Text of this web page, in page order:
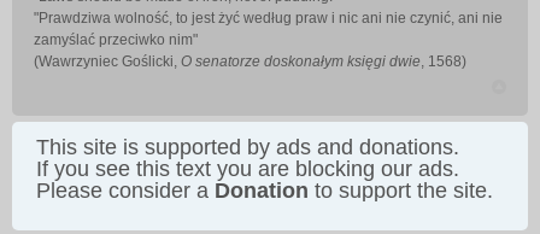
"Prawdziwa wolność, to jest żyć według praw i nic ani nie czynić, ani nie
zamyślać przeciwko nim"
(Wawrzyniec Goślicki, O senatorze doskonałym księgi dwie, 1568)
This site is supported by ads and donations.
If you see this text you are blocking our ads.
Please consider a Donation to support the site.